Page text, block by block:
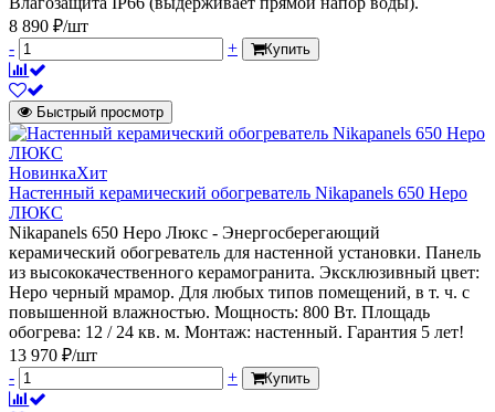
8 890 ₽/шт
-
+ Купить
Быстрый просмотр
НовинкаХит
Настенный керамический обогреватель Nikapanels 650 Неро
ЛЮКС
Nikapanels 650 Неро Люкс - Энергосберегающий
керамический обогреватель для настенной установки. Панель
из высококачественного керамогранита. Эксклюзивный цвет:
Неро черный мрамор. Для любых типов помещений, в т. ч. с
повышенной влажностью. Мощность: 800 Вт. Площадь
обогрева: 12 / 24 кв. м. Монтаж: настенный. Гарантия 5 лет!
13 970 ₽/шт
-
+ Купить